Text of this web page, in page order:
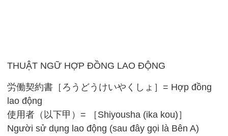
THUẬT NGỮ HỢP ĐỒNG LAO ĐỘNG
労働契約書［ろうどうけいやくしょ］= Hợp đồng
lao động
使用者（以下甲）= ［Shiyousha (ika kou)］
Người sử dụng lao động (sau đây gọi là Bên A)